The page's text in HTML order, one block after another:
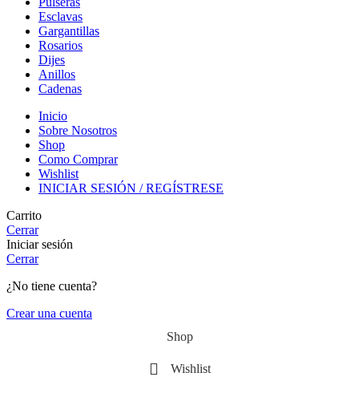
Esclavas
Gargantillas
Rosarios
Dijes
Anillos
Cadenas
Inicio
Sobre Nosotros
Shop
Como Comprar
Wishlist
INICIAR SESIÓN / REGÍSTRESE
Carrito
Cerrar
Iniciar sesión
Cerrar
¿No tiene cuenta?
Crear una cuenta
Shop
Wishlist